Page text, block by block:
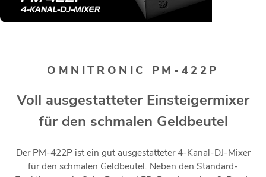
OMNITRONIC PM-422P
Voll ausgestatteter Einsteigermixer
für den schmalen Geldbeutel
Der PM-422P ist ein gut ausgestatteter 4-Kanal-DJ-Mixer
für den schmalen Geldbeutel. Neben den Standard-